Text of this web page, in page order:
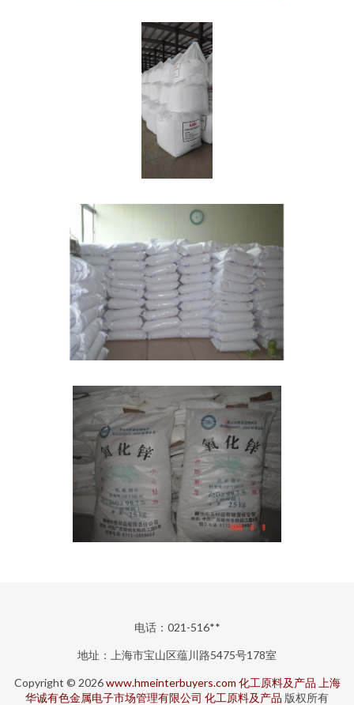
电话：021-516**
地址：上海市宝山区蕴川路5475号178室
Copyright © 2026www.hmeinterbuyers.com 化工原料及产品 上海
华诚有色金属电子市场管理有限公司 化工原料及产品 版权所有